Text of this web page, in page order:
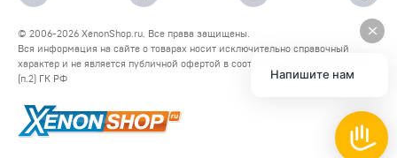
© 2006-2026 XenonShop.ru. Все права защищены.
Вся информация на сайте о товарах носит исключительно справочный
характер и не является публичной офертой в соответствии со статьей 437
(п.2) ГК РФ
Напишите нам